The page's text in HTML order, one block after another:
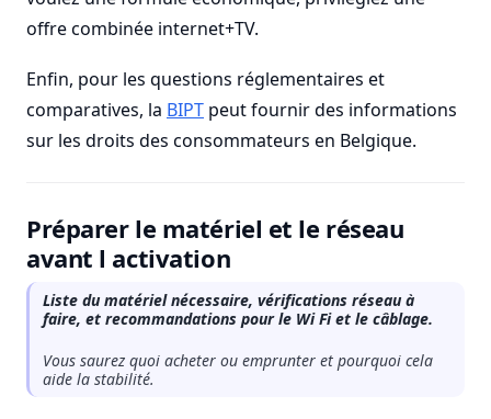
offre combinée internet+TV.
Enfin, pour les questions réglementaires et
comparatives, la BIPT peut fournir des informations
sur les droits des consommateurs en Belgique.
Préparer le matériel et le réseau
avant l activation
Liste du matériel nécessaire, vérifications réseau à
faire, et recommandations pour le Wi Fi et le câblage.
Vous saurez quoi acheter ou emprunter et pourquoi cela
aide la stabilité.